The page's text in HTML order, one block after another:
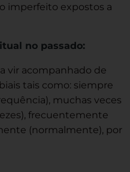
imperfeito expostos a
no passado:
vir acompanhado de
tais como: siempre
muchas veces
frecuentemente
(normalmente), por